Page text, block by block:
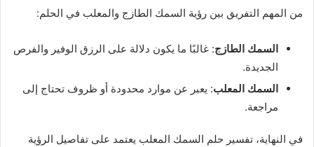
من المهم التفريق بين رؤية السمك الطازج والمعلب في الحلم:
السمك الطازج: غالبًا ما يكون دلالة على الرزق الوفير والفرص
الجديدة.
السمك المعلب: يعبر عن موارد محدودة أو ظروف تحتاج إلى
مراجعة.
في النهاية، تفسير حلم السمك المعلب يعتمد على تفاصيل الرؤية